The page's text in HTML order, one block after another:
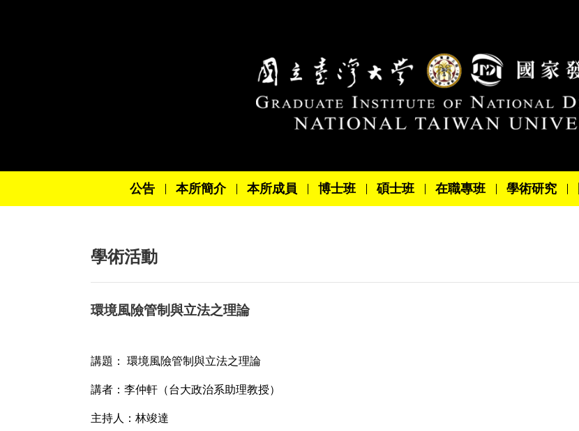
公告 本所簡介 本所成員 博士班 碩士班 在職專班 學術研究
學術活動
環境風險管制與立法之理論
講題： 環境風險管制與立法之理論
講者：李仲軒（台大政治系助理教授）
主持人：林竣達